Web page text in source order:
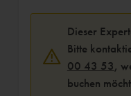
Dieser
Bitte
00 43 53,
buchen